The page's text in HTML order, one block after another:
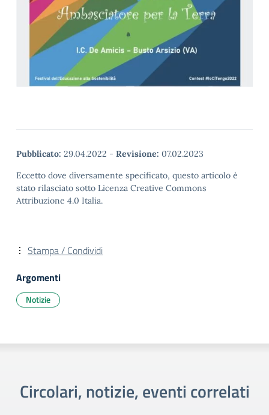
Pubblicato: 29.04.2022 - Revisione: 07.02.2023
Eccetto dove diversamente specificato, questo articolo è
stato rilasciato sotto Licenza Creative Commons
Attribuzione 4.0 Italia.
Stampa / Condividi
Argomenti
Notizie
Circolari, notizie, eventi correlati